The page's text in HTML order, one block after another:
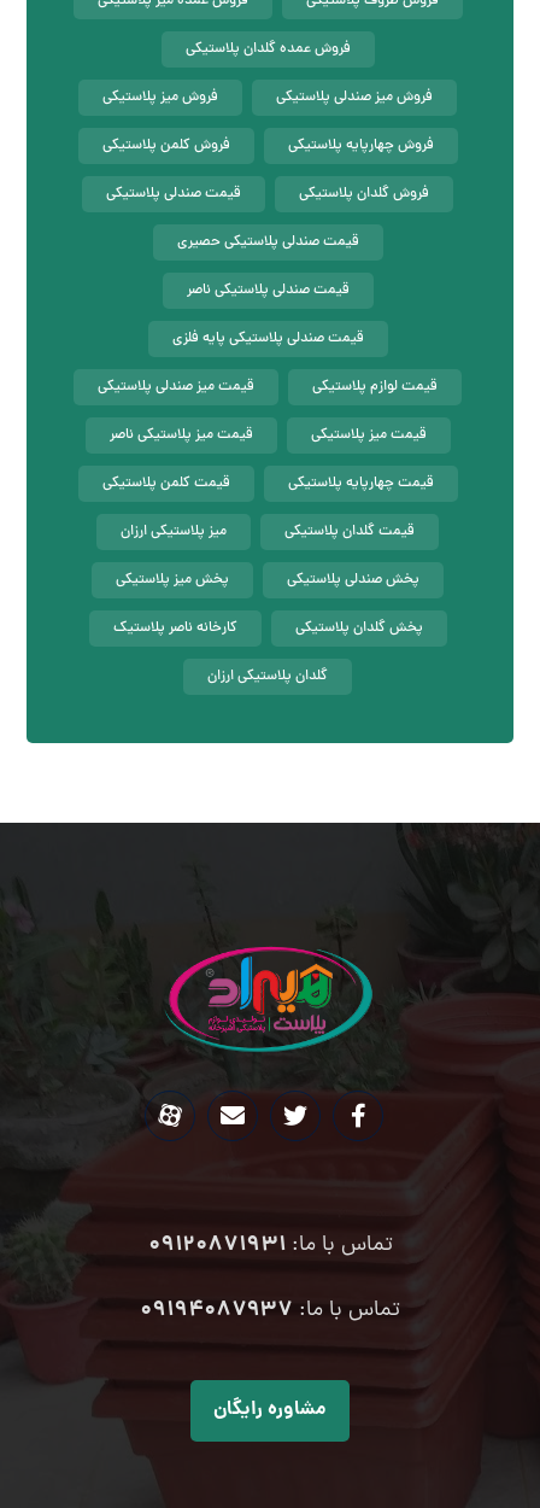
فروش عمده گلدان پلاستیکی
فروش میز صندلی پلاستیکی فروش میز پلاستیکی
فروش چهارپایه پلاستیکی فروش کلمن پلاستیکی
فروش گلدان پلاستیکی قیمت صندلی پلاستیکی
قیمت صندلی پلاستیکی حصیری
قیمت صندلی پلاستیکی ناصر
قیمت صندلی پلاستیکی پایه فلزی
قیمت لوازم پلاستیکی قیمت میز صندلی پلاستیکی
قیمت میز پلاستیکی قیمت میز پلاستیکی ناصر
قیمت چهارپایه پلاستیکی قیمت کلمن پلاستیکی
قیمت گلدان پلاستیکی میز پلاستیکی ارزان
پخش صندلی پلاستیکی پخش میز پلاستیکی
پخش گلدان پلاستیکی کارخانه ناصر پلاستیک
گلدان پلاستیکی ارزان
تماس با ما:09120871931
تماس با ما: ۰۹۱۹۴۰۸۷۹۳۷
مشاوره رایگان